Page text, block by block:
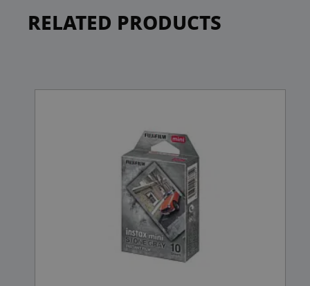
RELATED PRODUCTS